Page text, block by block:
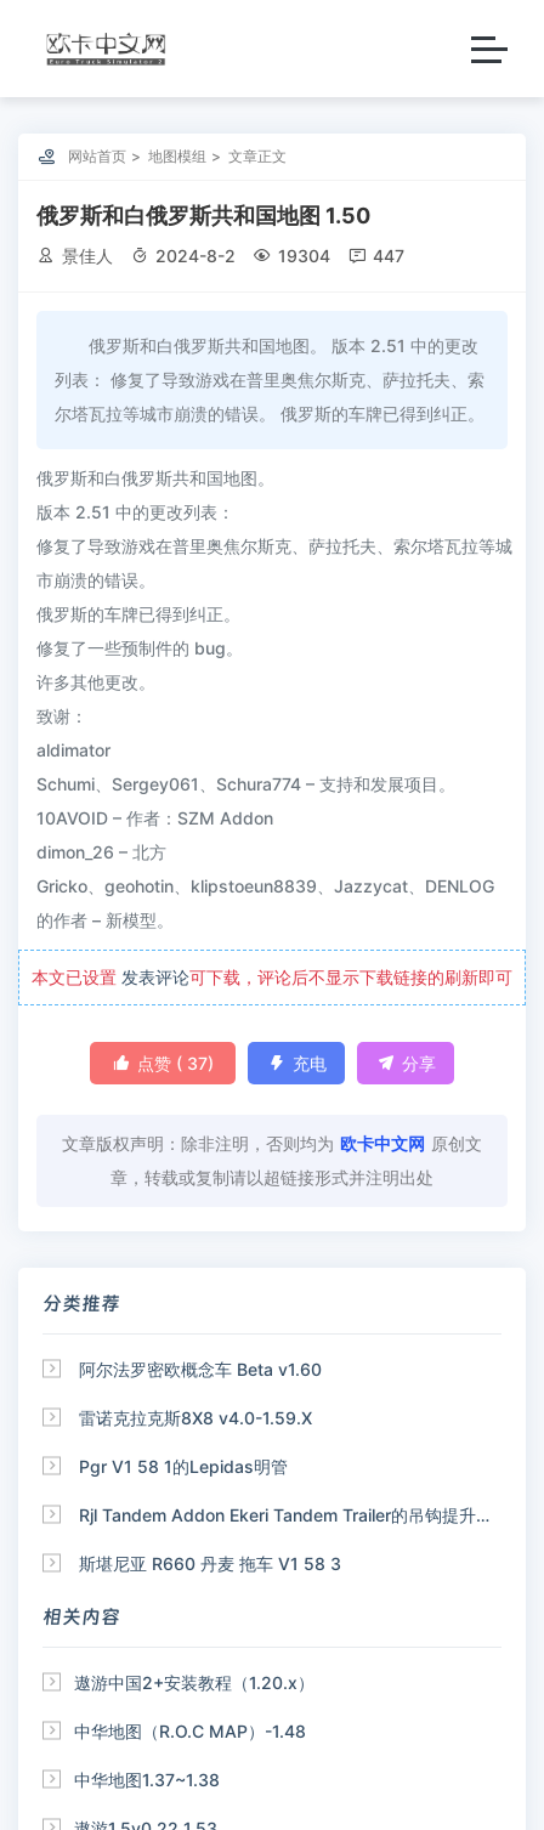
 网站首页 地图模组 文章正文
俄罗斯和白俄罗斯共和国地图 1.50
 景佳人  2024-8-2  19304  447
俄罗斯和白俄罗斯共和国地图。 版本 2.51 中的更改
列表： 修复了导致游戏在普里奥焦尔斯克、萨拉托夫、索
尔塔瓦拉等城市崩溃的错误。 俄罗斯的车牌已得到纠正。
俄罗斯和白俄罗斯共和国地图。
版本 2.51 中的更改列表：
修复了导致游戏在普里奥焦尔斯克、萨拉托夫、索尔塔瓦拉等城
市崩溃的错误。
俄罗斯的车牌已得到纠正。
修复了一些预制件的 bug。
许多其他更改。
致谢：
aldimator
Schumi、Sergey061、Schura774 – 支持和发展项目。
10AVOID – 作者：SZM Addon
dimon_26 – 北方
Gricko、geohotin、klipstoeun8839、Jazzycat、DENLOG
的作者 – 新模型。
本文已设置 发表评论可下载，评论后不显示下载链接的刷新即可
 点赞 ( 37)  充电  分享
文章版权声明：除非注明，否则均为 欧卡中文网 原创文
章，转载或复制请以超链接形式并注明出处
分类推荐
 阿尔法罗密欧概念车 Beta v1.60
 雷诺克拉克斯8X8 v4.0-1.59.X
 Pgr V1 58 1的Lepidas明管
 Rjl Tandem Addon Ekeri Tandem Trailer的吊钩提升附加装置
 斯堪尼亚 R660 丹麦 拖车 V1 58 3
相关内容
 遨游中国2+安装教程（1.20.x）
 中华地图（R.O.C MAP）-1.48
 中华地图1.37~1.38